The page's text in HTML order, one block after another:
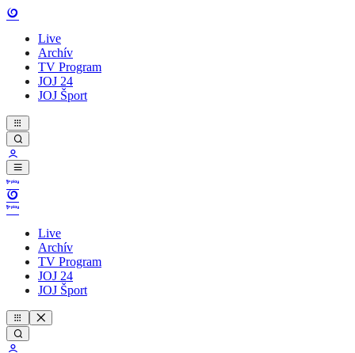
Live
Archív
TV Program
JOJ 24
JOJ Šport
Live
Archív
TV Program
JOJ 24
JOJ Šport